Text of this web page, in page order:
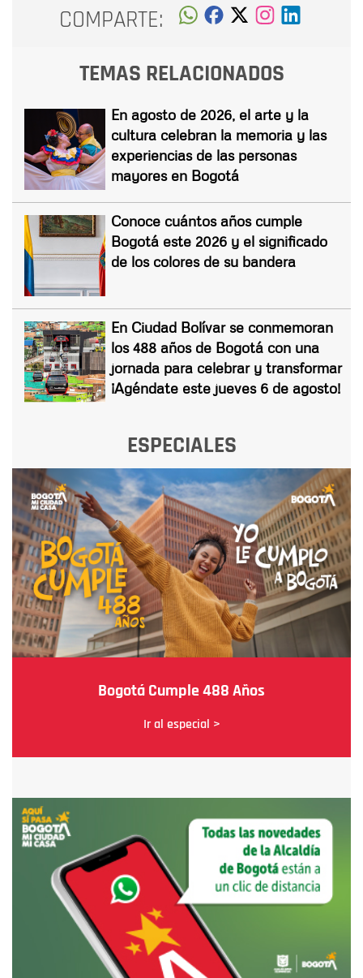
COMPARTE:
TEMAS RELACIONADOS
En agosto de 2026, el arte y la
cultura celebran la memoria y las
experiencias de las personas
mayores en Bogotá
Conoce cuántos años cumple
Bogotá este 2026 y el significado
de los colores de su bandera
En Ciudad Bolívar se conmemoran
los 488 años de Bogotá con una
jornada para celebrar y transformar
¡Agéndate este jueves 6 de agosto!
ESPECIALES
Bogotá Cumple 488 Años
Ir al especial >